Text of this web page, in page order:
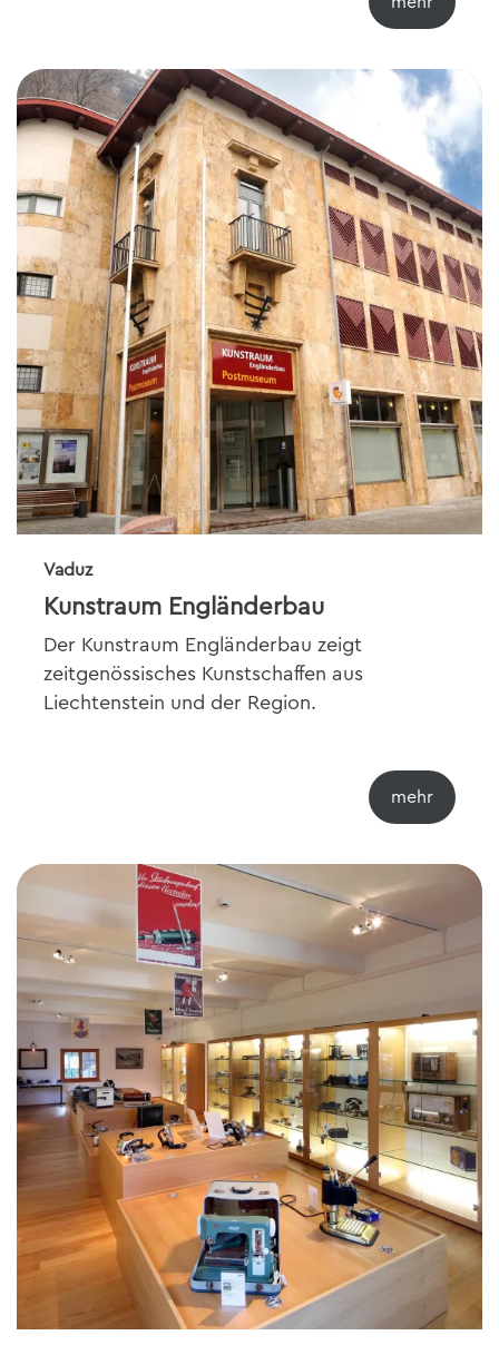
Vaduz
Kunstraum Engländerbau
Der Kunstraum Engländerbau zeigt
zeitgenössisches Kunstschaffen aus
Liechtenstein und der Region.